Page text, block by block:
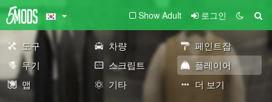
Show Adult 로그인
도구 차량
페인트잡
무기
스크립트
플레이어
맵
기타 더 보기